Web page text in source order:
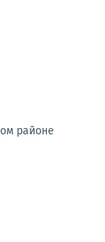
районе